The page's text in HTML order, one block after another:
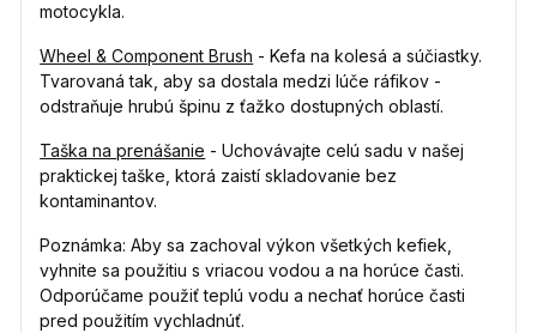
motocykla.
Wheel & Component Brush - Kefa na kolesá a súčiastky.
Tvarovaná tak, aby sa dostala medzi lúče ráfikov -
odstraňuje hrubú špinu z ťažko dostupných oblastí.
Taška na prenášanie - Uchovávajte celú sadu v našej
praktickej taške, ktorá zaistí skladovanie bez
kontaminantov.
Poznámka: Aby sa zachoval výkon všetkých kefiek,
vyhnite sa použitiu s vriacou vodou a na horúce časti.
Odporúčame použiť teplú vodu a nechať horúce časti
pred použitím vychladnúť.